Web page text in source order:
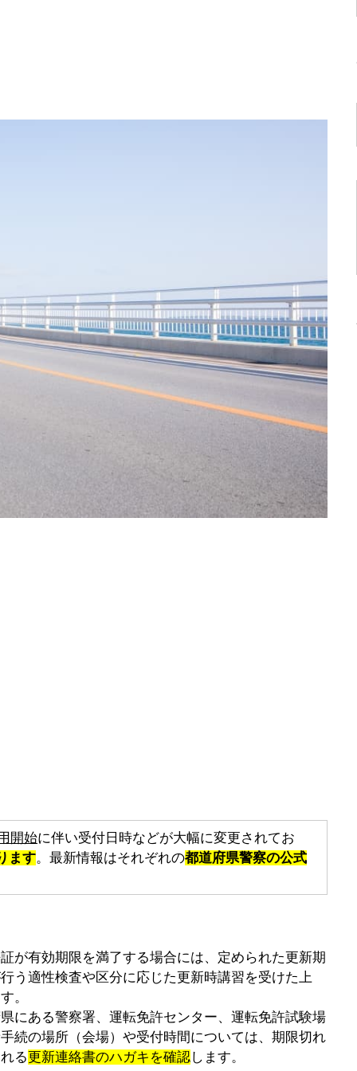
開始に伴い受付日時などが大幅に変更されてお
ます。最新情報はそれぞれの都道府県警察の公式
が有効期限を満了する場合には、定められた更新期
う適性検査や区分に応じた更新時講習を受けた上
。
にある警察署、運転免許センター、運転免許試験場
続の場所（会場）や受付時間については、期限切れ
る更新連絡書のハガキを確認します。